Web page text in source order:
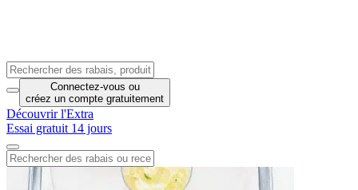
Connectez-vous ou
créez un compte gratuitement
Découvrir l'Extra
Essai gratuit 14 jours